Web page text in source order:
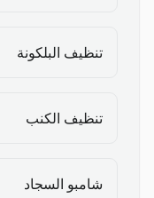
تنظيف البلكونة
تنظيف الكنب
شامبو السجاد